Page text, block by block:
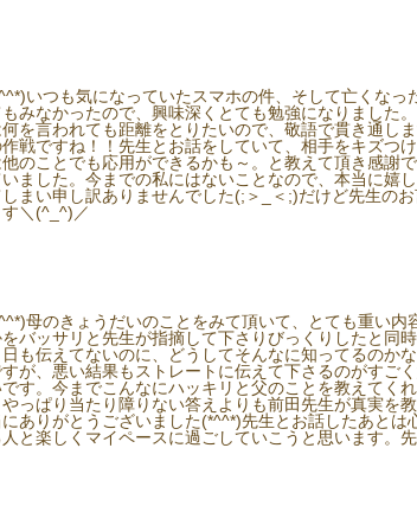
いつも気になっていたスマホの件、そして亡くな
みなかったので、興味深くとても勉強になりました
を言われても距離をとりたいので、敬語で貫き通し
戦ですね！！先生とお話をしていて、相手をキズつ
のことでも応用ができるかも～。と教えて頂き感謝
ました。今までの私にはないことなので、本当に嬉
まい申し訳ありませんでした(;＞_＜;)だけど先生の
＼(^_^)／
母のきょうだいのことをみて頂いて、とても重い
バッサリと先生が指摘して下さりびっくりしたと同
も伝えてないのに、どうしてそんなに知ってるのか
が、悪い結果もストレートに伝えて下さるのがすご
す。今までこんなにハッキリと父のことを教えてく
っぱり当たり障りない答えよりも前田先生が真実を
ありがとうございました(*^^*)先生とお話したあと
と楽しくマイペースに過ごしていこうと思います。